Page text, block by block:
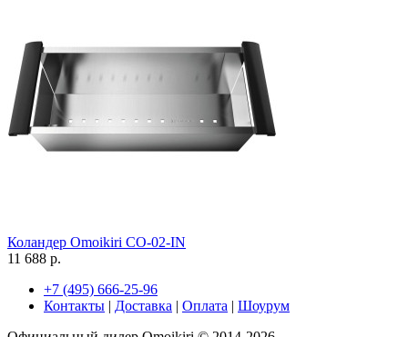
Коландер Omoikiri CO-02-IN
11 688 р.
+7 (495) 666-25-96
Контакты | Доставка | Оплата | Шоурум